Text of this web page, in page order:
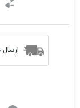
ارسال